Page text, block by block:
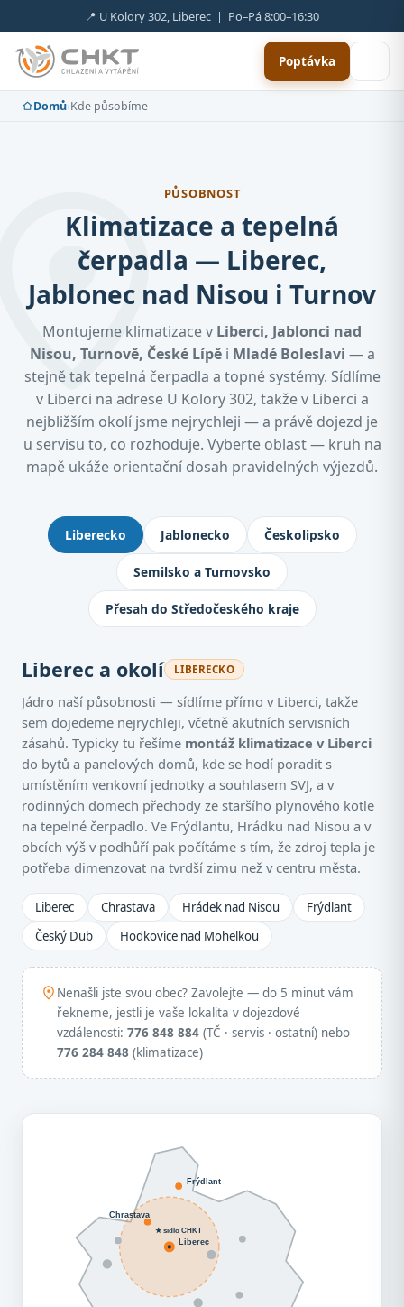
📍 U Kolory 302, Liberec | Po–Pá 8:00–16:30
Poptávka
Domů›Kde působíme
PŮSOBNOST
Klimatizace a tepelná
čerpadla — Liberec,
Jablonec nad Nisou i Turnov
Montujeme klimatizace v Liberci, Jablonci nad
Nisou, Turnově, České Lípěi Mladé Boleslavi — a
stejně tak tepelná čerpadla a topné systémy. Sídlíme
v Liberci na adrese U Kolory 302, takže v Liberci a
nejbližším okolí jsme nejrychleji — a právě dojezd je
u servisu to, co rozhoduje. Vyberte oblast — kruh na
mapě ukáže orientační dosah pravidelných výjezdů.
Kde montujeme klimatizace:
Liberecko Jablonecko Českolipsko
Semilsko a Turnovsko
Přesah do Středočeského kraje
Liberec a okolí LIBERECKO
Jádro naší působnosti — sídlíme přímo v Liberci, takže
sem dojedeme nejrychleji, včetně akutních servisních
zásahů. Typicky tu řešíme montáž klimatizace v Liberci
do bytů a panelových domů, kde se hodí poradit s
umístěním venkovní jednotky a souhlasem SVJ, a v
rodinných domech přechody ze staršího plynového kotle
na tepelné čerpadlo. Ve Frýdlantu, Hrádku nad Nisou a v
obcích výš v podhůří pak počítáme s tím, že zdroj tepla je
potřeba dimenzovat na tvrdší zimu než v centru města.
Liberec Chrastava Hrádek nad Nisou
Frýdlant
Český Dub
Hodkovice nad Mohelkou
Nenašli jste svou obec? Zavolejte — do 5 minut vám
řekneme, jestli je vaše lokalita v dojezdové
vzdálenosti: 776 848 884 (TČ · servis · ostatní) nebo
776 284 848 (klimatizace)
Liberec
Chrastava
Frýdlant
★ sídlo CHKT